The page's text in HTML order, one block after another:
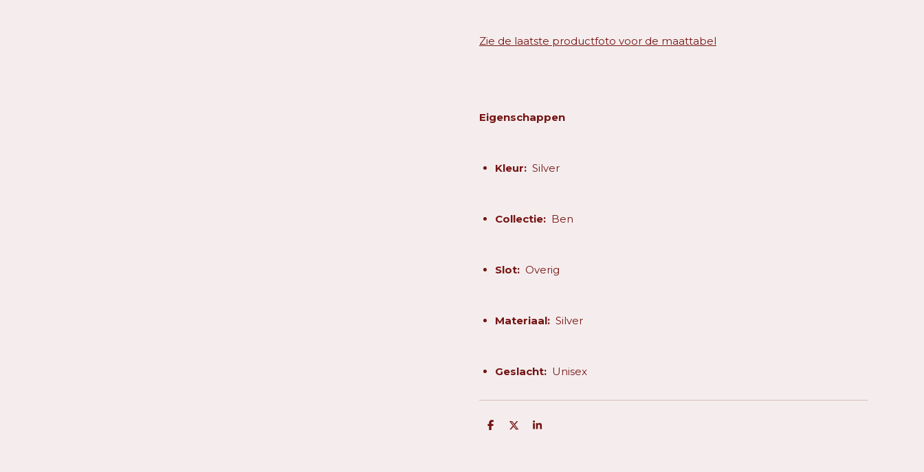
Zie de laatste productfoto voor de maattabel
Eigenschappen
Kleur:Silver
Collectie:Ben
Slot:Overig
Materiaal: Silver
Geslacht:Unisex
D
D
S